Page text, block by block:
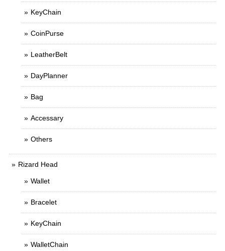
KeyChain
CoinPurse
LeatherBelt
DayPlanner
Bag
Accessary
Others
Rizard Head
Wallet
Bracelet
KeyChain
WalletChain